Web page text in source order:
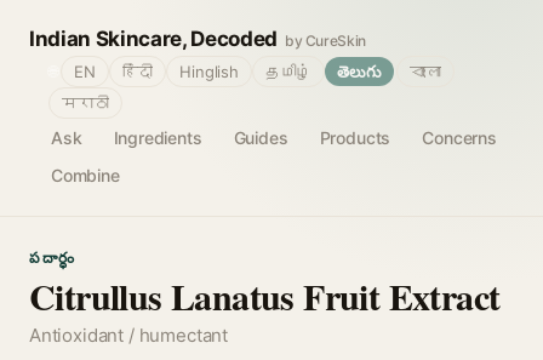
Indian Skincare, Decoded by CureSkin
Ask Ingredients Guides Products
Concerns
Combine
EN हिंदी Hinglish தமிழ் తెలుగు
বাংলা
मराठी
పదార్థం
Citrullus Lanatus Fruit Extract
Antioxidant / humectant